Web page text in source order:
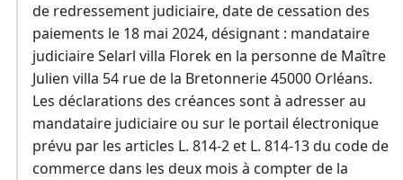
de redressement judiciaire, date de cessation des
paiements le 18 mai 2024, désignant : mandataire
judiciaire Selarl villa Florek en la personne de Maître
Julien villa 54 rue de la Bretonnerie 45000 Orléans.
Les déclarations des créances sont à adresser au
mandataire judiciaire ou sur le portail électronique
prévu par les articles L. 814-2 et L. 814-13 du code de
commerce dans les deux mois à compter de la